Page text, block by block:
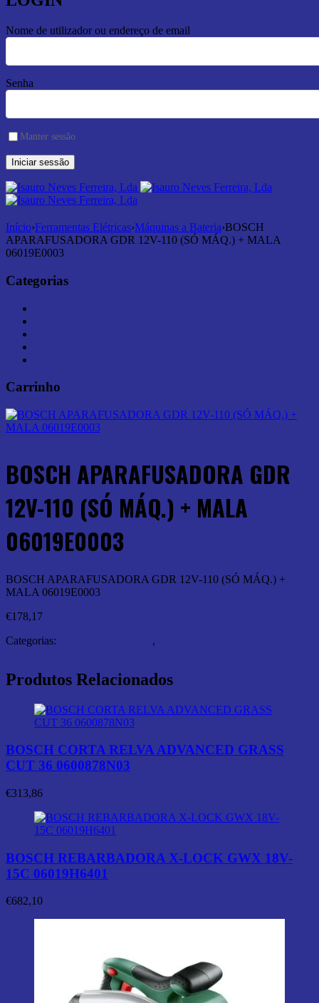
Nome de utilizador ou endereço de email
Senha
Manter sessão
Início›Ferramentas Elétricas›Máquinas a Bateria›BOSCH
APARAFUSADORA GDR 12V-110 (SÓ MÁQ.) + MALA
06019E0003
Categorias
Carrinho
BOSCH APARAFUSADORA GDR
12V-110 (SÓ MÁQ.) + MALA
06019E0003
BOSCH APARAFUSADORA GDR 12V-110 (SÓ MÁQ.) +
MALA 06019E0003
€178,17
Categorias:
,
Produtos Relacionados
BOSCH CORTA RELVA ADVANCED GRASS
CUT 36 0600878N03
€313,86
BOSCH REBARBADORA X-LOCK GWX 18V-
15C 06019H6401
€682,10